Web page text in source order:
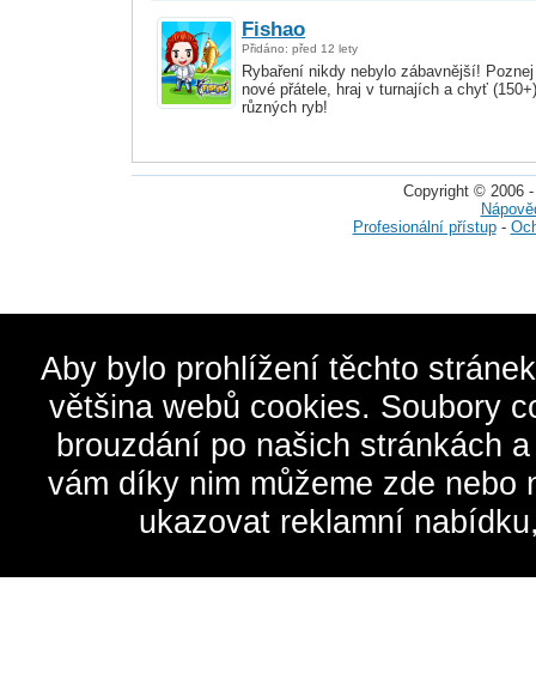
Fishao
Přidáno: před 12 lety
Rybaření nikdy nebylo zábavnější! Poznej
nové přátele, hraj v turnajích a chyť (150+)
různých ryb!
Copyright © 2006
Profesionální přístup-
Aby bylo prohlížení těchto
většina webů cookies. Soubory
brouzdání po našich stránkách
vám díky nim můžeme zde
ukazovat reklamní